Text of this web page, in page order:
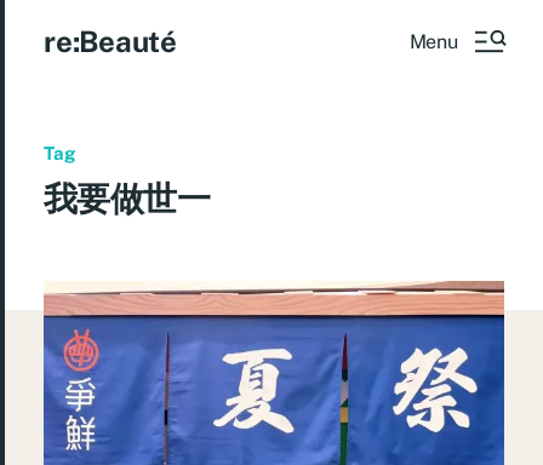
re:Beauté Menu
Tag
我要做世一